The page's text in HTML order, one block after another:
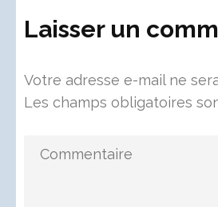
Laisser un
Votre adresse e-mail ne
Les champs obligatoires